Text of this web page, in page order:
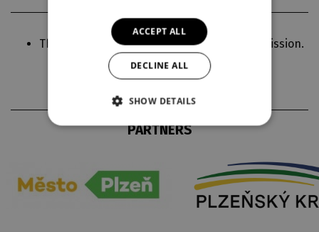
The production is presented without intermission.
PARTNERS
ACCEPT ALL
DECLINE ALL
SHOW DETAILS